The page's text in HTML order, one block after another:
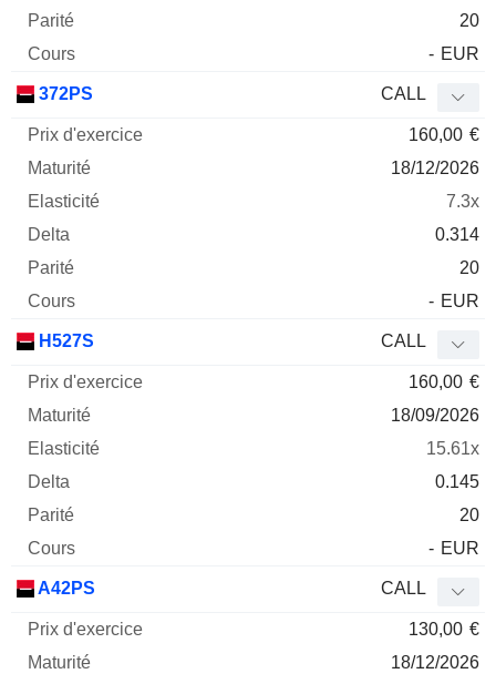
20
- EUR
372PS CALL
160,00 €
18/12/2026
7.3x
0.314
20
- EUR
H527S CALL
160,00 €
18/09/2026
15.61x
0.145
20
- EUR
A42PS CALL
130,00 €
18/12/2026